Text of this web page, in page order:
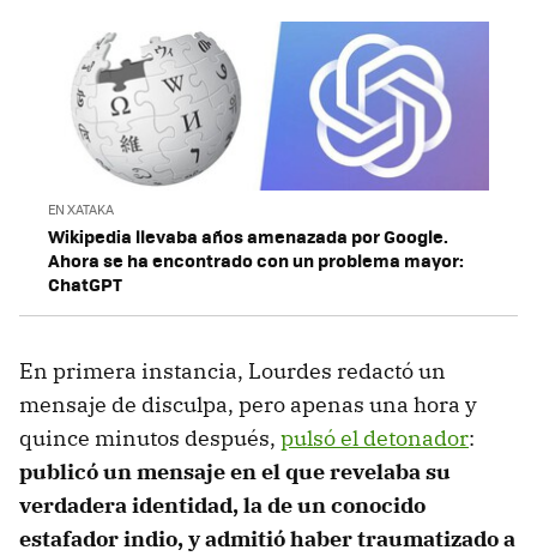
EN XATAKA
Wikipedia llevaba años amenazada por Google.
Ahora se ha encontrado con un problema mayor:
ChatGPT
En primera instancia, Lourdes redactó un
mensaje de disculpa, pero apenas una hora y
quince minutos después, pulsó el detonador:
publicó un mensaje en el que revelaba su
verdadera identidad, la de un conocido
estafador indio, y admitió haber traumatizado a